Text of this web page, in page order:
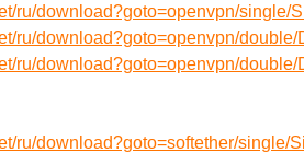
ru/download?goto=openvpn/single/
ru/download?goto=openvpn/
ru/download?goto=openvpn/
ru/download?goto=softether/single/